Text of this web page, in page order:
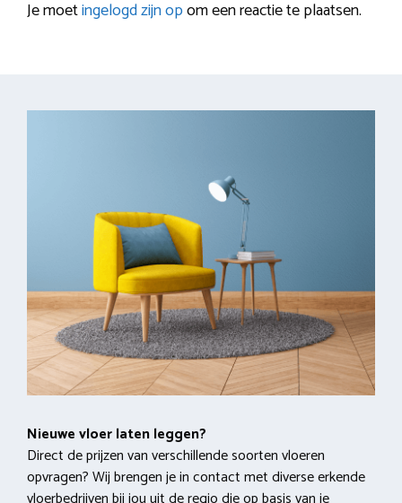
Je moetingelogd zijn opom een reactie te plaatsen.
Nieuwe vloer laten leggen?
Direct de prijzen van verschillende soorten vloeren
opvragen? Wij brengen je in contact met diverse erkende